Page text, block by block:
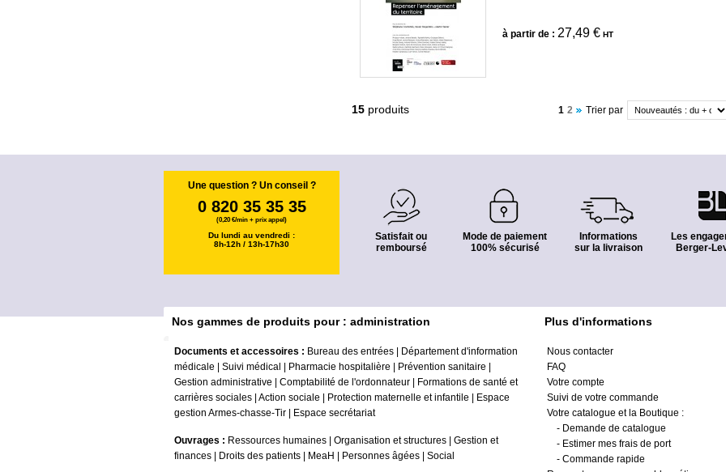
à partir de : 27,49 € HT
15 produits Trier par
1 2
Une question ? Un conseil ?
0 820 35 35 35
(0,20 €/min + prix appel)
Du lundi au vendredi :
8h-12h / 13h-17h30
Satisfait ou
remboursé
Mode de paiement
100% sécurisé
Informations
sur la livraison
Les
Berger-
Nos gammes de produits pour : administration
Documents et accessoires : Bureau des entrées
Département d'information
médicale
Suivi médical Pharmacie hospitalière Prévention sanitaire
Gestion administrative
Comptabilité de l'ordonnateur
Formations de santé et
carrières sociales Action sociale Protection maternelle et infantile
Espace
gestion Armes-chasse-Tir
Espace secrétariat
Ouvrages : Ressources humaines Organisation et structures
Gestion et
finances
Droits des patients MeaH Personnes âgées Social
Plus d'informations
Nous contacter
FAQ
Votre compte
Suivi de votre commande
Votre catalogue et la Boutique :
- Demande de catalogue
- Estimer mes frais de port
- Commande rapide